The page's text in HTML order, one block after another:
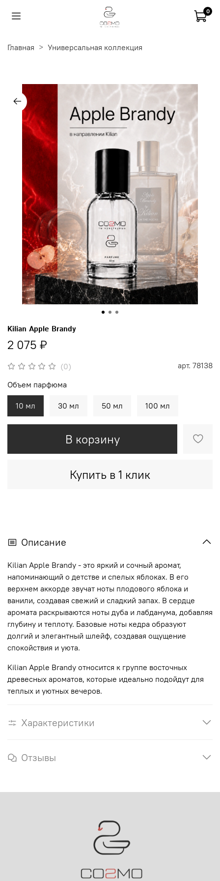
0
Главная Универсальная коллекция
(0) арт. 78138
Kilian Apple Brandy
2 075 ₽
В корзину
Купить в 1 клик
Объем парфюма
10 мл 30 мл 50 мл 100 мл
Описание
Kilian Apple Brandy - это яркий и сочный аромат,
напоминающий о детстве и спелых яблоках. В его
верхнем аккорде звучат ноты плодового яблока и
ванили, создавая свежий и сладкий запах. В сердце
аромата раскрываются ноты дуба и лабданума, добавляя
глубину и теплоту. Базовые ноты кедра образуют
долгий и элегантный шлейф, создавая ощущение
спокойствия и уюта.
Kilian Apple Brandy относится к группе восточных
древесных ароматов, которые идеально подойдут для
теплых и уютных вечеров.
Характеристики
Отзывы